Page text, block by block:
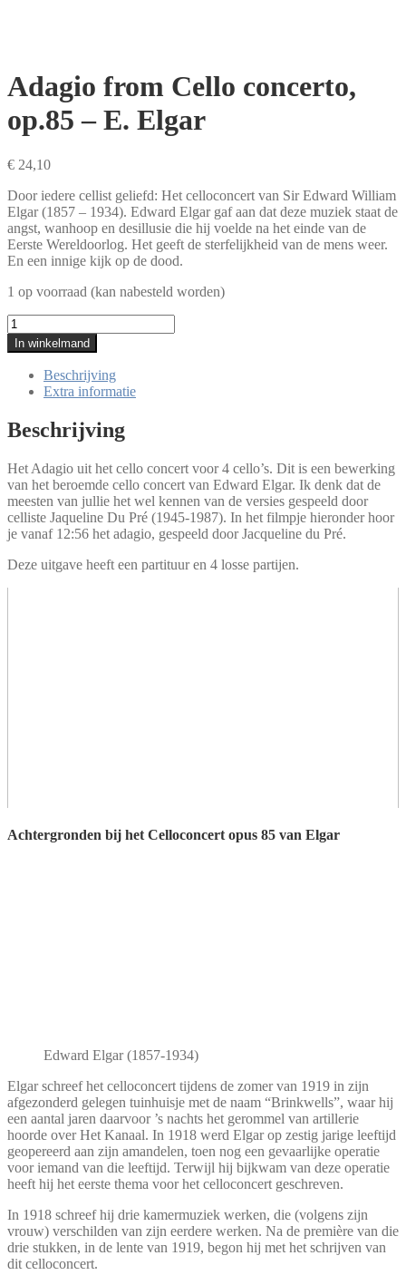
Adagio from Cello concerto,
op.85 – E. Elgar
€ 24,10
Door iedere cellist geliefd: Het celloconcert van Sir Edward William
Elgar (1857 – 1934). Edward Elgar gaf aan dat deze muziek staat de
angst, wanhoop en desillusie die hij voelde na het einde van de
Eerste Wereldoorlog. Het geeft de sterfelijkheid van de mens weer.
En een innige kijk op de dood.
1 op voorraad (kan nabesteld worden)
Adagio
from
Cello
concerto,
op.85
E.
Elgar
In winkelmand
Beschrijving
Extra informatie
Beschrijving
Het Adagio uit het cello concert voor 4 cello’s. Dit is een bewerking
van het beroemde cello concert van Edward Elgar. Ik denk dat de
meesten van jullie het wel kennen van de versies gespeeld door
celliste Jaqueline Du Pré (1945-1987). In het filmpje hieronder hoor
je vanaf 12:56 het adagio, gespeeld door Jacqueline du Pré.
Deze uitgave heeft een partituur en 4 losse partijen.
Achtergronden bij het Celloconcert opus 85 van Elgar
Edward Elgar (1857-1934)
Elgar schreef het celloconcert tijdens de zomer van 1919 in zijn
afgezonderd gelegen tuinhuisje met de naam “Brinkwells”, waar hij
een aantal jaren daarvoor ’s nachts het gerommel van artillerie
hoorde over Het Kanaal. In 1918 werd Elgar op zestig jarige leeftijd
geopereerd aan zijn amandelen, toen nog een gevaarlijke operatie
voor iemand van die leeftijd. Terwijl hij bijkwam van deze operatie
heeft hij het eerste thema voor het celloconcert geschreven.
In 1918 schreef hij drie kamermuziek werken, die (volgens zijn
vrouw) verschilden van zijn eerdere werken. Na de première van die
drie stukken, in de lente van 1919, begon hij met het schrijven van
dit celloconcert.